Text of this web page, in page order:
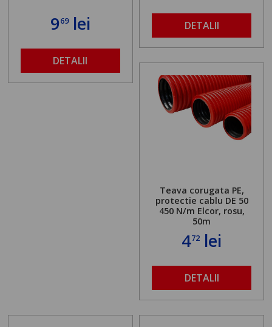
969lei
DETALII
DETALII
Teava corugata PE,
protectie cablu DE 50
450 N/m Elcor, rosu,
50m
472 lei
DETALII